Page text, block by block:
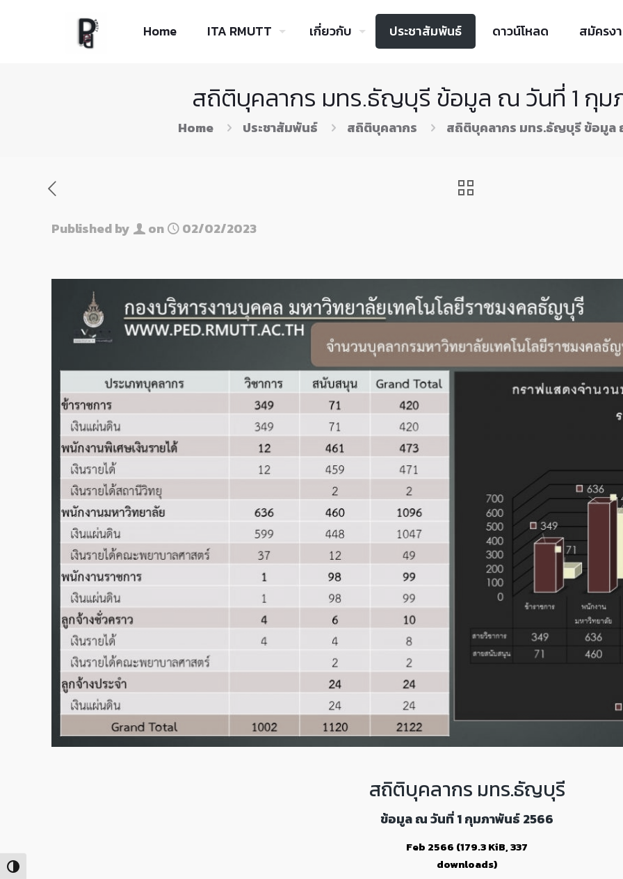
Toggle High Contrast
Home ITA RMUTT เกี่ยวกับ ประชาสัมพันธ์ ดาวน์โหลด สมัครง
สถิติบุคลากร มทร.ธัญบุรี ข้อมูล ณ วันที่ 1 กุม
Home ประชาสัมพันธ์ สถิติบุคลากร สถิติบุคลากร มทร.ธัญบุรี ข้อมูล
Published by on 02/02/2023
สถิติบุคลากร มทร.ธัญบุรี
ข้อมูล ณ วันที่1 กุมภาพันธ์2566
Feb 2566 (179.3 KiB, 337
downloads)